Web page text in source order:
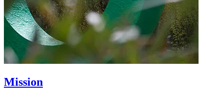
Mission